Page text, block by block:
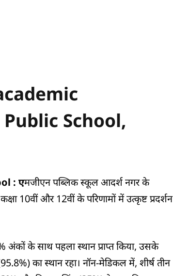
School,
: एमजीएन पब्लिक स्कूल आदर्श नगर के
10वीं और 12वीं के परिणामों में उत्कृष्ट प्रदर्शन
अंकों के साथ पहला स्थान प्राप्त किया, उसके
का स्थान रहा। नॉन-मेडिकल में, शीर्ष तीन